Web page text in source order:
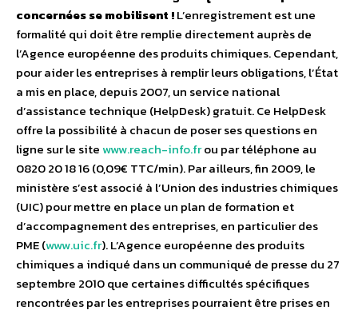
concernées se mobilisent !L’enregistrement est une
formalité qui doit être remplie directement auprès de
l’Agence européenne des produits chimiques. Cependant,
pour aider les entreprises à remplir leurs obligations, l’État
a mis en place, depuis 2007, un service national
d’assistance technique (HelpDesk) gratuit. Ce HelpDesk
offre la possibilité à chacun de poser ses questions en
ligne sur le sitewww.reach-info.frou par téléphone au
0820 20 18 16 (0,09€ TTC/min). Par ailleurs, fin 2009, le
ministère s’est associé à l’Union des industries chimiques
(UIC) pour mettre en place un plan de formation et
d’accompagnement des entreprises, en particulier des
PME (www.uic.fr). L’Agence européenne des produits
chimiques a indiqué dans un communiqué de presse du 27
septembre 2010 que certaines difficultés spécifiques
rencontrées par les entreprises pourraient être prises en